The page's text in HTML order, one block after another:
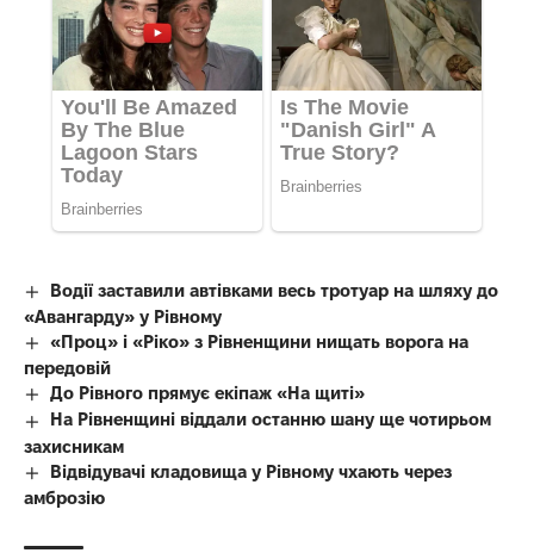
Водії заставили автівками весь тротуар на шляху до
«Авангарду» у Рівному
«Проц» і «Ріко» з Рівненщини нищать ворога на
передовій
До Рівного прямує екіпаж «На щиті»
На Рівненщині віддали останню шану ще чотирьом
захисникам
Відвідувачі кладовища у Рівному чхають через
амброзію